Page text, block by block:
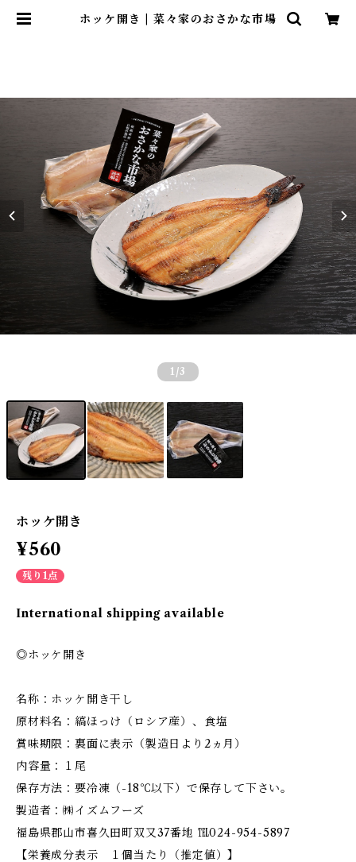
ホッケ開き | 菜々家のおさかな市場
1 /3
ホッケ開き
¥560
残り1点
International shipping available
◎ホッケ開き
名称：ホッケ開き干し
原材料名：縞ほっけ（ロシア産）、食塩
賞味期限：裏面に表示（製造日より2ヵ月）
内容量：１尾
保存方法：要冷凍（-18℃以下）で保存して下さい。
製造者：㈱イズムフーズ
福島県郡山市喜久田町双又37番地 ℡024-954-5897
【栄養成分表示 １個当たり（推定値）】